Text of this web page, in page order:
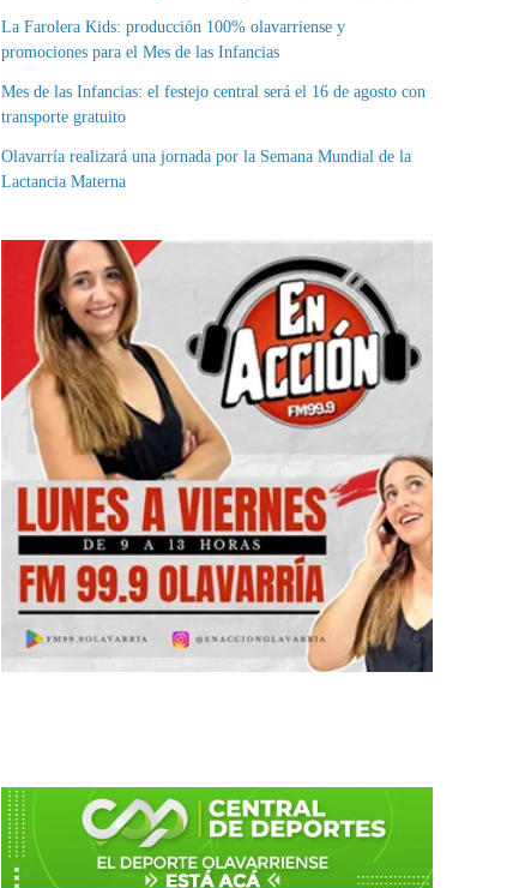
La Farolera Kids: producción 100% olavarriense y
promociones para el Mes de las Infancias
Mes de las Infancias: el festejo central será el 16 de agosto con
transporte gratuito
Olavarría realizará una jornada por la Semana Mundial de la
Lactancia Materna